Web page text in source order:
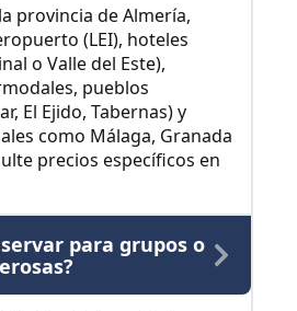
provincia de Almería,
(LEI), hoteles
o Valle del Este),
pueblos
El Ejido, Tabernas) y
como Málaga, Granada
precios específicos en
para grupos o